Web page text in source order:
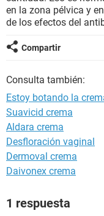
GLOSARIO
en la zona pélvica y
de los efectos del
Compartir
Consulta también:
Estoy botando la
Suavicid crema
Aldara crema
Desfloración vaginal
Dermoval crema
Daivonex crema
1 respuesta